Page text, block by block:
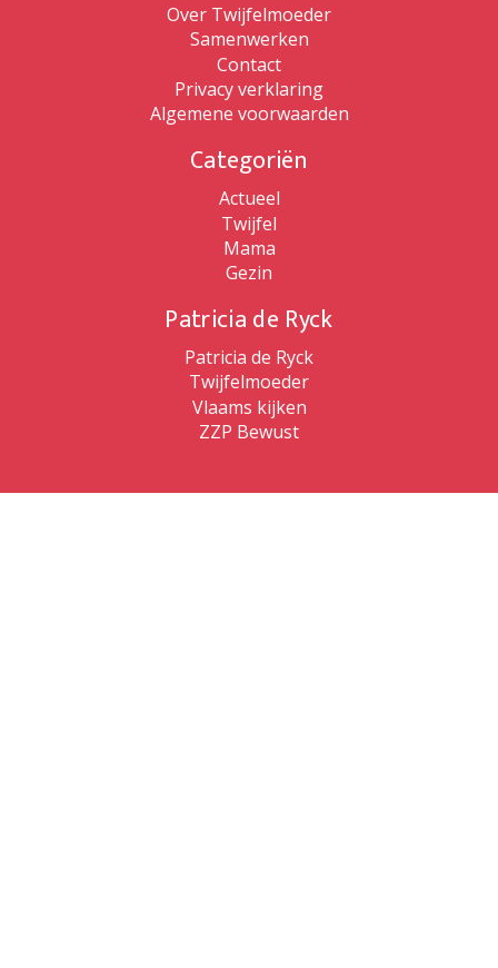
Over Twijfelmoeder
Samenwerken
Contact
Privacy verklaring
Algemene voorwaarden
Categoriën
Actueel
Twijfel
Mama
Gezin
Patricia de Ryck
Patricia de Ryck
Twijfelmoeder
Vlaams kijken
ZZP Bewust